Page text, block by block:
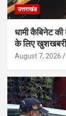
उत्तराखंड
धामी कैबिनेट की
के लिए
August 7, 2026